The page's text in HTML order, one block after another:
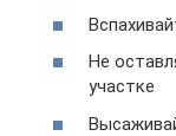
Не
участке